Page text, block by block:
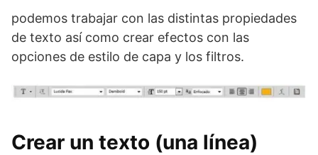
podemos trabajar con las distintas propiedades
de texto así como crear efectos con las
opciones de estilo de capa y los filtros.
Crear un texto (una línea)